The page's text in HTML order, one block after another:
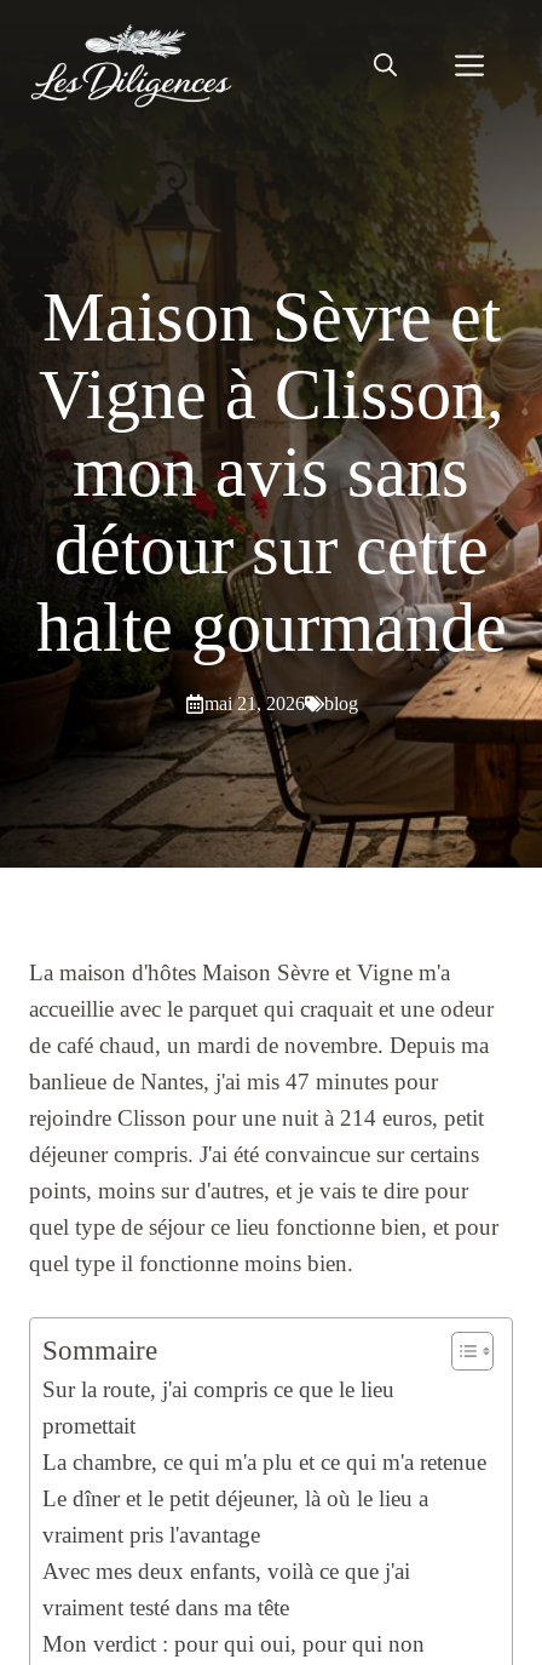
contenu
Maison Sèvre et
Vigne à Clisson,
mon avis sans
détour sur cette
halte gourmande
mai 21, 2026 blog
La maison d'hôtes Maison Sèvre et Vigne m'a
accueillie avec le parquet qui craquait et une odeur
de café chaud, un mardi de novembre. Depuis ma
banlieue de Nantes, j'ai mis 47 minutes pour
rejoindre Clisson pour une nuit à 214 euros, petit
déjeuner compris. J'ai été convaincue sur certains
points, moins sur d'autres, et je vais te dire pour
quel type de séjour ce lieu fonctionne bien, et pour
quel type il fonctionne moins bien.
Sommaire
Sur la route, j'ai compris ce que le lieu
promettait
La chambre, ce qui m'a plu et ce qui m'a retenue
Le dîner et le petit déjeuner, là où le lieu a
vraiment pris l'avantage
Avec mes deux enfants, voilà ce que j'ai
vraiment testé dans ma tête
Mon verdict : pour qui oui, pour qui non